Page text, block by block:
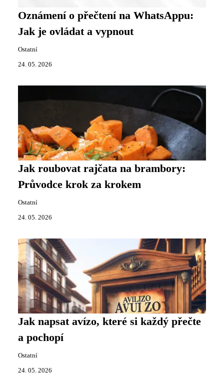
Oznámení o přečtení na WhatsAppu:
Jak je ovládat a vypnout
Ostatní
24. 05. 2026
Jak roubovat rajčata na brambory:
Průvodce krok za krokem
Ostatní
24. 05. 2026
Jak napsat avízo, které si každý přečte
a pochopí
Ostatní
24. 05. 2026